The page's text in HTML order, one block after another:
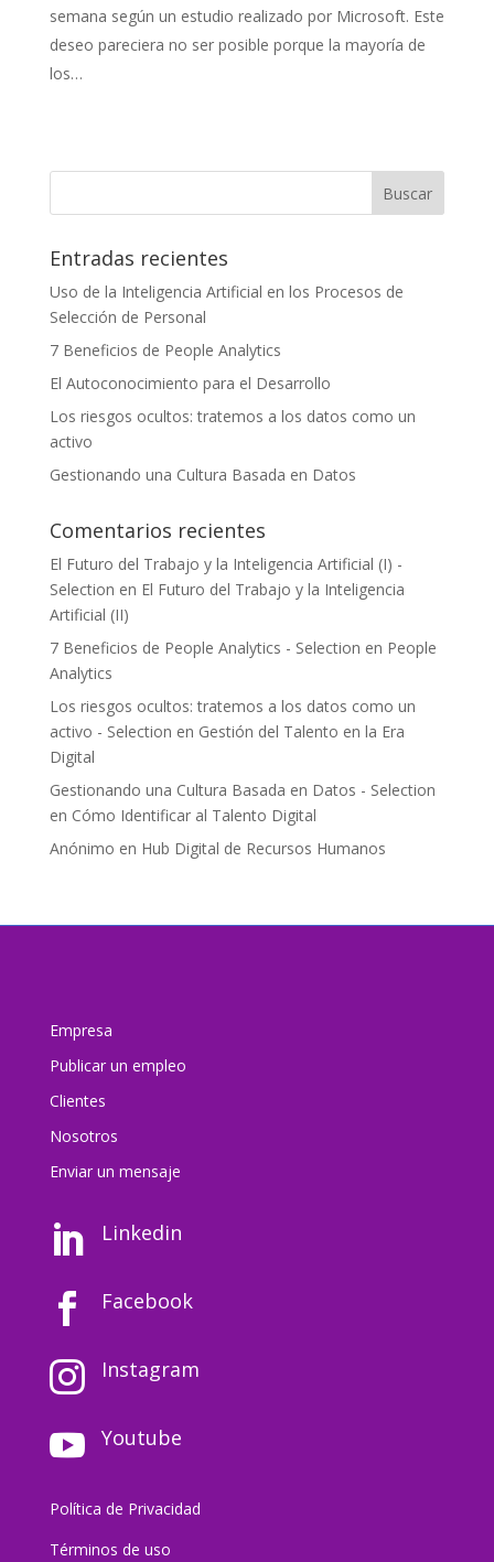
semana según un estudio realizado por Microsoft. Este
deseo pareciera no ser posible porque la mayoría de
los…
Entradas recientes
Uso de la Inteligencia Artificial en los Procesos de
Selección de Personal
7 Beneficios de People Analytics
El Autoconocimiento para el Desarrollo
Los riesgos ocultos: tratemos a los datos como un
activo
Gestionando una Cultura Basada en Datos
Comentarios recientes
El Futuro del Trabajo y la Inteligencia Artificial (I) -
Selection en El Futuro del Trabajo y la Inteligencia
Artificial (II)
7 Beneficios de People Analytics - Selection en People
Analytics
Los riesgos ocultos: tratemos a los datos como un
activo - Selection en Gestión del Talento en la Era
Digital
Gestionando una Cultura Basada en Datos - Selection
en Cómo Identificar al Talento Digital
Anónimo en Hub Digital de Recursos Humanos
Empresa
Publicar un empleo
Clientes
Nosotros
Enviar un mensaje
 Linkedin
 Facebook
 Instagram
 Youtube
Política de Privacidad
Términos de uso